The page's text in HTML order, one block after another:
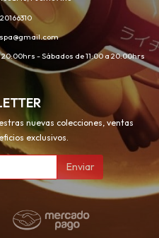
- Sábados de 11:00 a 20:00hrs
nuevas colecciones, ventas
exclusivos.
Enviar